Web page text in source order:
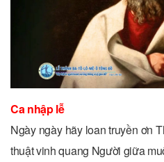
Ca nhập lễ
Ngày ngày hãy loan truyền ơn
thuật vinh quang Người giữa